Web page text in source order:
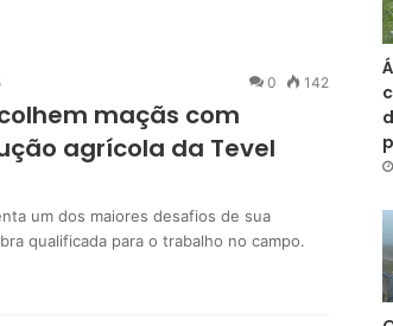
0 142
maçãs com
agrícola da Tevel
um dos maiores desafios de sua
qualificada para o trabalho no campo.